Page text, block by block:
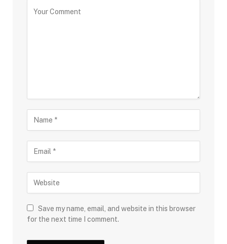
Save my name, email, and website in this browser
for the next time I comment.